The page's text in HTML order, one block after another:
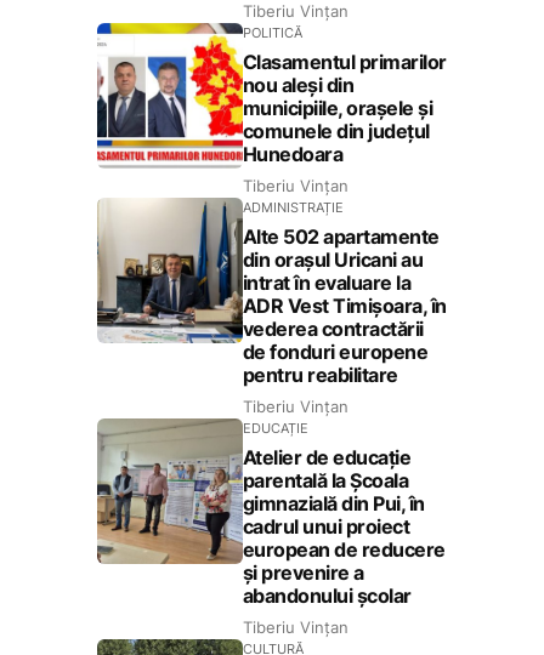
Tiberiu Vințan
POLITICĂ
Clasamentul primarilor
nou aleși din
municipiile, orașele și
comunele din județul
Hunedoara
Tiberiu Vințan
ADMINISTRAȚIE
Alte 502 apartamente
din orașul Uricani au
intrat în evaluare la
ADR Vest Timișoara, în
vederea contractării
de fonduri europene
pentru reabilitare
Tiberiu Vințan
EDUCAȚIE
Atelier de educație
parentală la Școala
gimnazială din Pui, în
cadrul unui proiect
european de reducere
și prevenire a
abandonului școlar
Tiberiu Vințan
CULTURĂ